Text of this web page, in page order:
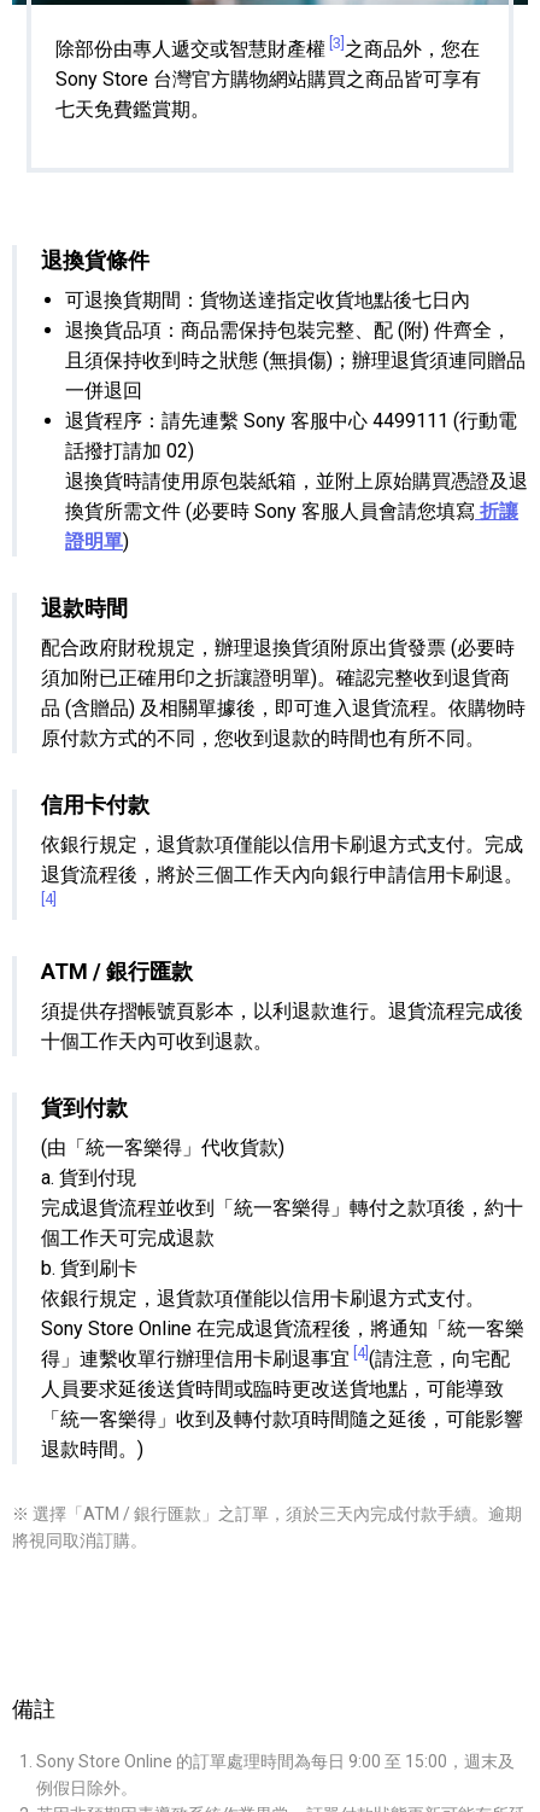
除部份由專人遞交或智慧財產權 [3] 之商品外，您在
Sony Store 台灣官方購物網站購買之商品皆可享有
七天免費鑑賞期。
退換貨條件
可退換貨期間：貨物送達指定收貨地點後七日內
退換貨品項：商品需保持包裝完整、配 (附) 件齊全，
且須保持收到時之狀態 (無損傷)；辦理退貨須連同贈品
一併退回
退貨程序：請先連繫 Sony 客服中心 4499111 (行動電
話撥打請加 02)
退換貨時請使用原包裝紙箱，並附上原始購買憑證及退
換貨所需文件 (必要時 Sony 客服人員會請您填寫 折讓
證明單)
退款時間
配合政府財稅規定，辦理退換貨須附原出貨發票 (必要時
須加附已正確用印之折讓證明單)。確認完整收到退貨商
品 (含贈品) 及相關單據後，即可進入退貨流程。依購物時
原付款方式的不同，您收到退款的時間也有所不同。
信用卡付款
依銀行規定，退貨款項僅能以信用卡刷退方式支付。完成
退貨流程後，將於三個工作天內向銀行申請信用卡刷退。
[4]
ATM / 銀行匯款
須提供存摺帳號頁影本，以利退款進行。退貨流程完成後
十個工作天內可收到退款。
貨到付款
(由「統一客樂得」代收貨款)
a. 貨到付現
完成退貨流程並收到「統一客樂得」轉付之款項後，約十
個工作天可完成退款
b. 貨到刷卡
依銀行規定，退貨款項僅能以信用卡刷退方式支付。
Sony Store Online 在完成退貨流程後，將通知「統一客樂
得」連繫收單行辦理信用卡刷退事宜 [4](請注意，向宅配
人員要求延後送貨時間或臨時更改送貨地點，可能導致
「統一客樂得」收到及轉付款項時間隨之延後，可能影響
退款時間。)
※ 選擇「ATM / 銀行匯款」之訂單，須於三天內完成付款手續。逾期
將視同取消訂購。
備註
Sony Store Online 的訂單處理時間為每日 9:00 至 15:00，週末及
例假日除外。